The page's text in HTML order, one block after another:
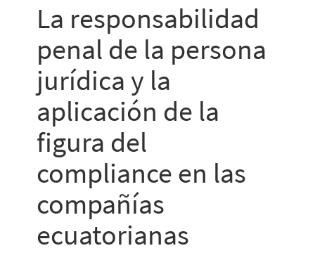
lateral
La responsabilidad
penal de la persona
jurídica y la
aplicación de la
figura del
compliance en las
compañías
ecuatorianas